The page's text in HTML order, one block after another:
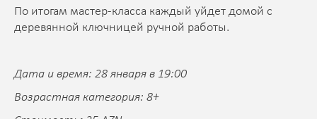
По итогам мастер-класса каждый уйдет домой с
деревянной ключницей ручной работы.
Дата и время: 28 января в 19:00
Возрастная категория: 8+